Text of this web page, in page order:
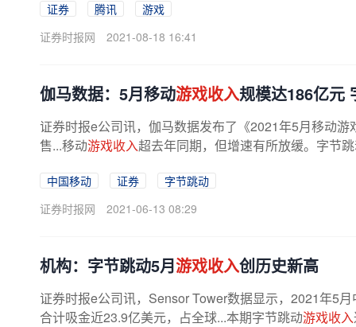
证券 腾讯
游戏
证券时报网
2021-08-18 16:41
伽马数据：5月移动游戏收入规模达186亿元
证券时报e公司讯，伽马数据发布了《2021年5月移动
售...移动游戏收入超去年同期，但增速有所放缓。字节
中国移动 证券
字节跳动
证券时报网
2021-06-13 08:29
机构：字节跳动5月游戏收入创历史新高
证券时报e公司讯，Sensor Tower数据显示，2021年5月
合计吸金近23.9亿美元，占全球...本期字节跳动游戏收入